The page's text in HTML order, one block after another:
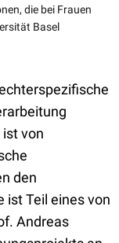
die bei Frauen
Basel
von
den
ist Teil eines von
Andreas